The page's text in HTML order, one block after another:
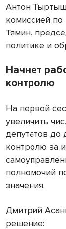
Антон
комиссией по
Тямин,
политике и
Начнет
контролю
На первой
увеличить
депутатов до
контролю за
полномочий
значения.
Дмитрий
решение: